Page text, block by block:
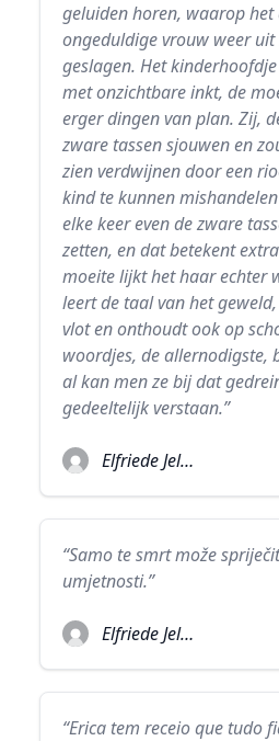
geluiden horen, waarop het
ongeduldige vrouw weer
geslagen. Het
met onzichtbare inkt, de
erger dingen van plan. Zij,
zware tassen sjouwen en
zien verdwijnen door een
kind te kunnen
elke keer even de zware
zetten, en dat betekent
moeite lijkt het haar echter
leert de taal van het
vlot en onthoudt ook op
woordjes, de allernodigste,
al kan men ze bij dat
gedeeltelijk verstaan.”
Elfriede Jelinek
“Samo te smrt može
umjetnosti.”
Elfriede Jelinek
“Erica tem receio que tudo